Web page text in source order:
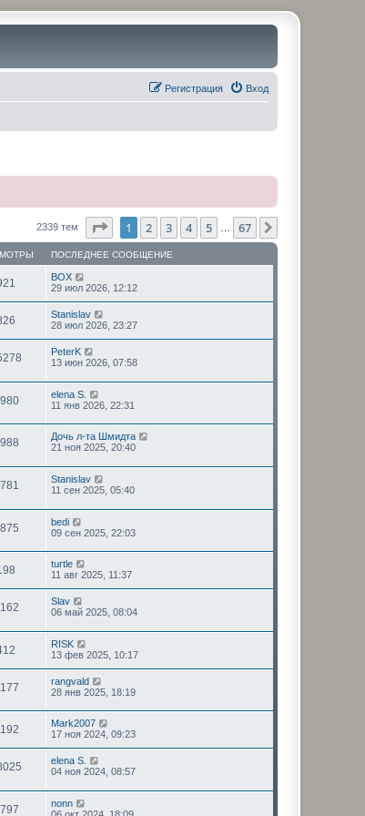
Вход
Регистрация
2339 тем Страница1 из 67
1 2 3 4 5 67
ПОСЛЕДНЕЕ СООБЩЕНИЕ
BOX
29 июл 2026, 12:12
Stanislav
28 июл 2026, 23:27
PeterK
13 июн 2026, 07:58
elena S.
11 янв 2026, 22:31
Дочь л-та Шмидта
21 ноя 2025, 20:40
Stanislav
11 сен 2025, 05:40
bedi
09 сен 2025, 22:03
turtle
11 авг 2025, 11:37
Slav
06 май 2025, 08:04
RISK
13 фев 2025, 10:17
rangvald
28 янв 2025, 18:19
Mark2007
17 ноя 2024, 09:23
elena S.
04 ноя 2024, 08:57
nonn